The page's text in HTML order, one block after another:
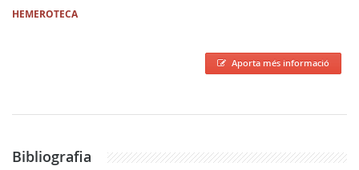
HEMEROTECA
Aporta més informació
Bibliografia